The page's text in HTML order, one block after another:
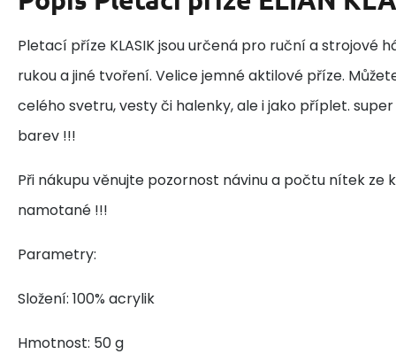
Pletací příze KLASIK jsou určená pro ruční a strojové
rukou a jiné tvoření. Velice jemné aktilové příze.
celého svetru, vesty či halenky, ale i jako příplet.
barev !!!
Při nákupu věnujte pozornost návinu a počtu nítek ze
namotané !!!
Parametry:
Složení: 100% acrylik
Hmotnost: 50 g